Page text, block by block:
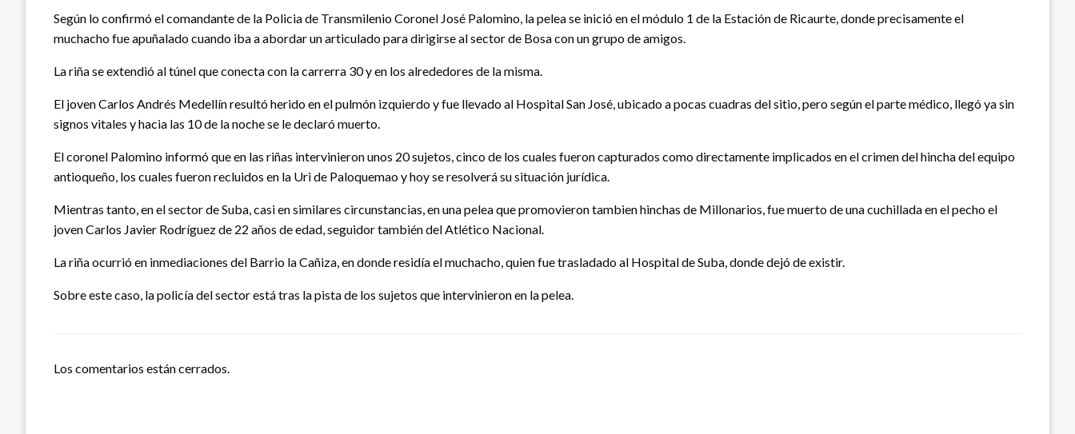
Según lo confirmó el comandante de la Policia de Transmilenio Coronel José Palomino, la pelea se inició en el módulo 1 de la Estación de Ricaurte, donde precisamente el
muchacho fue apuñalado cuando iba a abordar un articulado para dirigirse al sector de Bosa con un grupo de amigos.
La riña se extendió al túnel que conecta con la carrerra 30 y en los alrededores de la misma.
El joven Carlos Andrés Medellín resultó herido en el pulmón izquierdo y fue llevado al Hospital San José, ubicado a pocas cuadras del sitio, pero según el parte médico, llegó ya sin
signos vitales y hacia las 10 de la noche se le declaró muerto.
El coronel Palomino informó que en las riñas intervinieron unos 20 sujetos, cinco de los cuales fueron capturados como directamente implicados en el crimen del hincha del equipo
antioqueño, los cuales fueron recluidos en la Uri de Paloquemao y hoy se resolverá su situación jurídica.
Mientras tanto, en el sector de Suba, casi en similares circunstancias, en una pelea que promovieron tambien hinchas de Millonarios, fue muerto de una cuchillada en el pecho el
joven Carlos Javier Rodríguez de 22 años de edad, seguidor también del Atlético Nacional.
La riña ocurrió en inmediaciones del Barrio la Cañiza, en donde residía el muchacho, quien fue trasladado al Hospital de Suba, donde dejó de existir.
Sobre este caso, la policía del sector está tras la pista de los sujetos que intervinieron en la pelea.
Los comentarios están cerrados.